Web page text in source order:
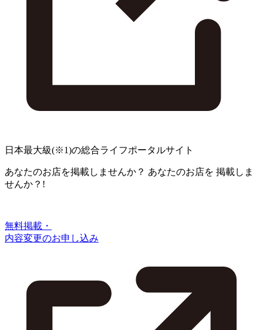
日本最大級(※1)の総合ライフポータルサイト
あなたのお店を掲載しませんか？ あなたのお店を 掲載しま
せんか？!
無料掲載・
内容変更のお申し込み